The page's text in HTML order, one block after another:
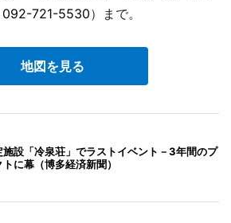
092-721-5530）まで。
地図を見る
施設「冷泉荘」でラストイベント－3年間のプ
に幕（博多経済新聞）